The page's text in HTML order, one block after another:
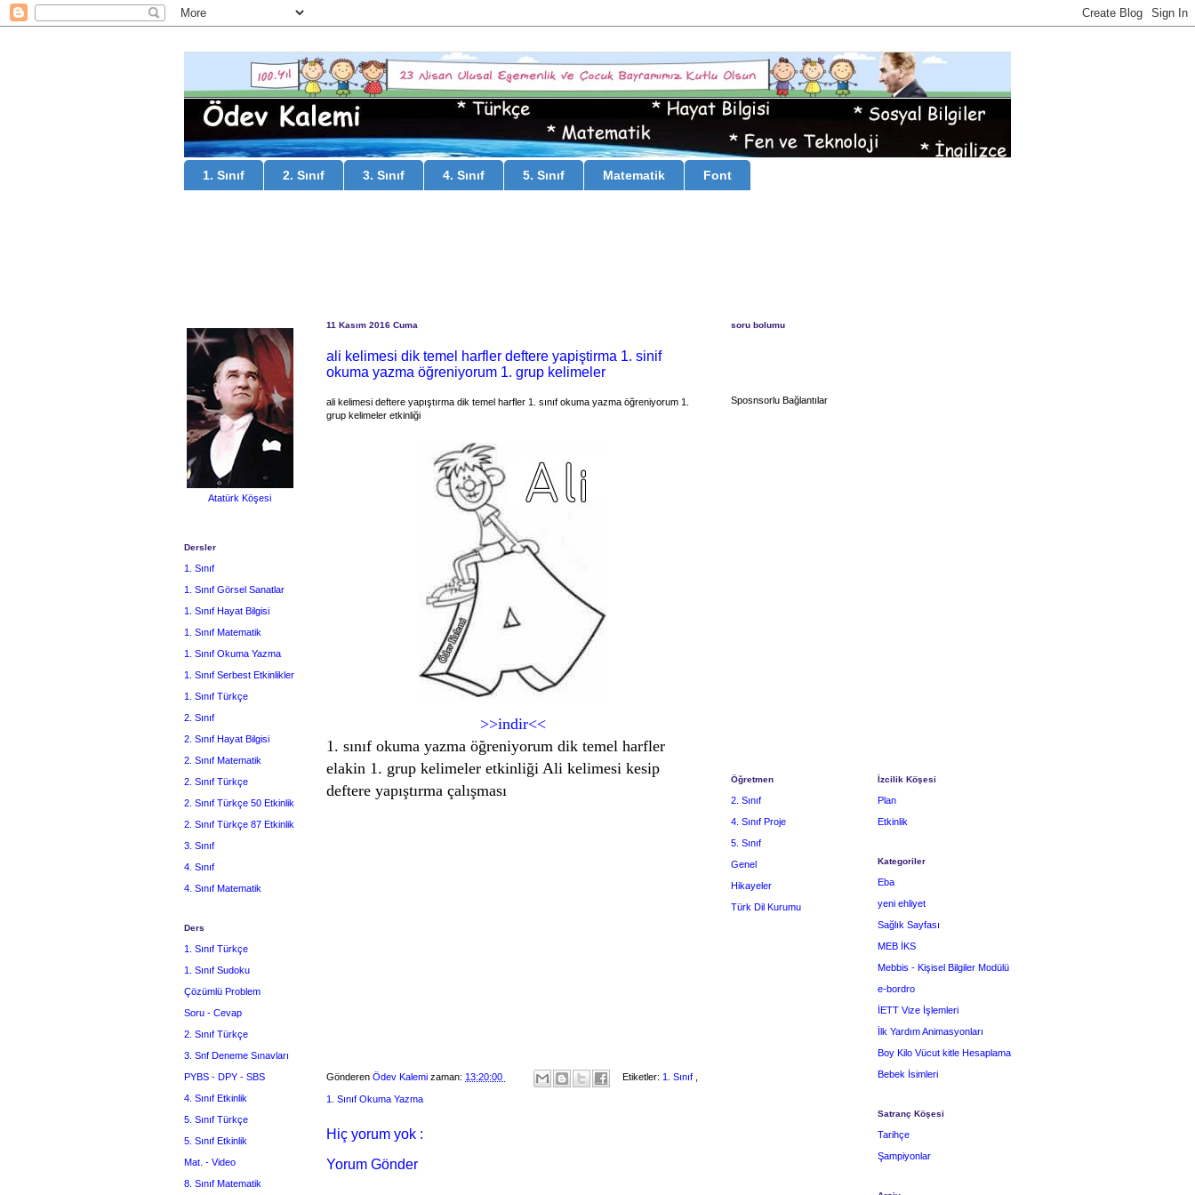
1. Sınıf 2. Sınıf 3. Sınıf 4. Sınıf 5. Sınıf Matematik Font
11 Kasım 2016 Cuma
ali kelimesi dik temel harfler deftere yapiştirma 1. sinif
okuma yazma öğreniyorum 1. grup kelimeler
ali kelimesi deftere yapıştırma dik temel harfler 1. sınıf okuma yazma öğreniyorum 1.
grup kelimeler etkinliği
>>indir<<
1. sınıf okuma yazma öğreniyorum dik temel harfler
elakin 1. grup kelimeler etkinliği Ali kelimesi kesip
deftere yapıştırma çalışması
Gönderen Ödev Kalemi zaman: 13:20:00 Etiketler: 1. Sınıf
1. Sınıf Okuma Yazma
Hiç yorum yok :
Yorum Gönder
Atatürk Köşesi
Dersler
1. Sınıf
1. Sınıf Görsel Sanatlar
1. Sınıf Hayat Bilgisi
1. Sınıf Matematik
1. Sınıf Okuma Yazma
1. Sınıf Serbest Etkinlikler
1. Sınıf Türkçe
2. Sınıf
2. Sınıf Hayat Bilgisi
2. Sınıf Matematik
2. Sınıf Türkçe
2. Sınıf Türkçe 50 Etkinlik
2. Sınıf Türkçe 87 Etkinlik
3. Sınıf
4. Sınıf
4. Sınıf Matematik
Ders
1. Sınıf Türkçe
1. Sınıf Sudoku
Çözümlü Problem
Soru - Cevap
2. Sınıf Türkçe
3. Snf Deneme Sınavları
PYBS - DPY - SBS
4. Sınıf Etkinlik
5. Sınıf Türkçe
5. Sınıf Etkinlik
Mat. - Video
8. Sınıf Matematik
soru bolumu
Sposnsorlu Bağlantılar
Öğretmen
2. Sınıf
4. Sınıf Proje
5. Sınıf
Genel
Hikayeler
Türk Dil Kurumu
İzcilik Köşesi
Plan
Etkinlik
Kategoriler
Eba
yeni ehliyet
Sağlık Sayfası
MEB İKS
Mebbis - Kişisel Bilgiler Modülü
e-bordro
İETT Vize İşlemleri
İlk Yardım Animasyonları
Boy Kilo Vücut kitle Hesaplama
Bebek İsimleri
Satranç Köşesi
Tarihçe
Şampiyonlar